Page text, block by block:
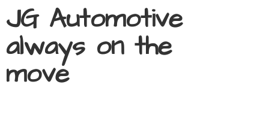
JG Automotive
always on the
move